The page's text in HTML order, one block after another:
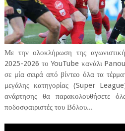
Με την ολοκλήρωση της
2025-2026 το YouTube κανάλι
σε μία σειρά από βίντεο όλα τα
μεγάλης κατηγορίας (Super
ανάρτησης θα παρακολουθήσετε
ποδοσφαιριστές του Βόλου...